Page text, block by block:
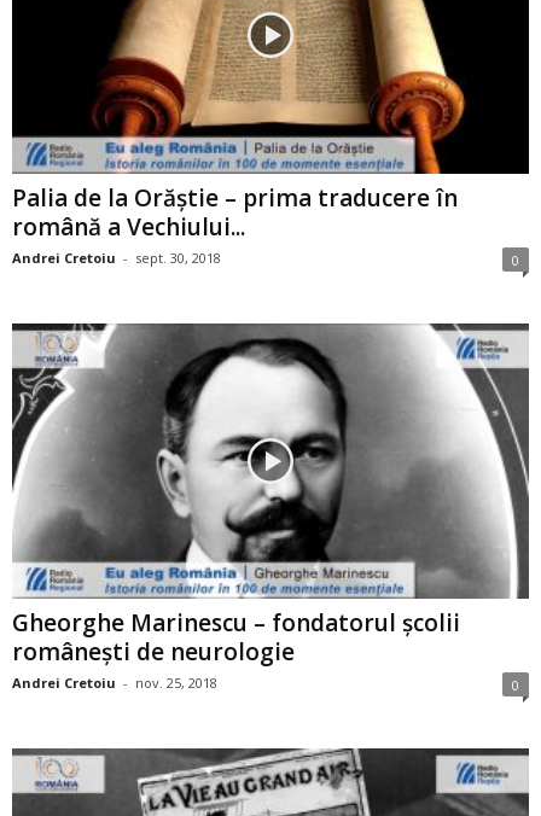
Palia de la Orăştie – prima traducere în
română a Vechiului...
Andrei Cretoiu - sept. 30, 2018 0
Gheorghe Marinescu – fondatorul şcolii
româneşti de neurologie
Andrei Cretoiu - nov. 25, 2018 0